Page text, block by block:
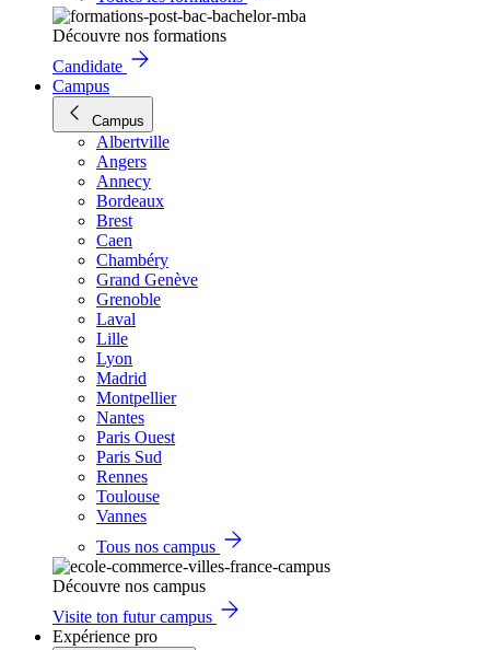
Découvre nos formations
Candidate
Campus
Campus
Albertville
Angers
Annecy
Bordeaux
Brest
Caen
Chambéry
Grand Genève
Grenoble
Laval
Lille
Lyon
Madrid
Montpellier
Nantes
Paris Ouest
Paris Sud
Rennes
Toulouse
Vannes
Tous nos campus
Découvre nos campus
Visite ton futur campus
Expérience pro